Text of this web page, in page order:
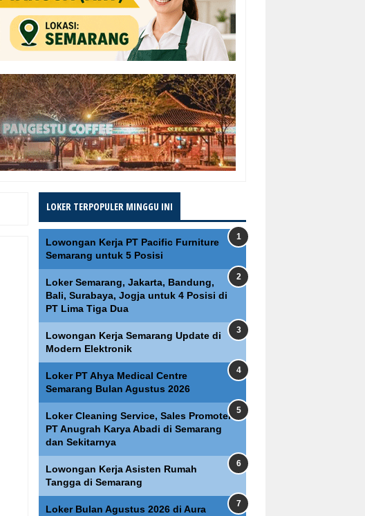
LOKER TERPOPULER MINGGU INI
Lowongan Kerja PT Pacific Furniture
Semarang untuk 5 Posisi
Loker Semarang, Jakarta, Bandung,
Bali, Surabaya, Jogja untuk 4 Posisi di
PT Lima Tiga Dua
Lowongan Kerja Semarang Update di
Modern Elektronik
Loker PT Ahya Medical Centre
Semarang Bulan Agustus 2026
Loker Cleaning Service, Sales Promoter
PT Anugrah Karya Abadi di Semarang
dan Sekitarnya
Lowongan Kerja Asisten Rumah
Tangga di Semarang
Loker Bulan Agustus 2026 di Aura